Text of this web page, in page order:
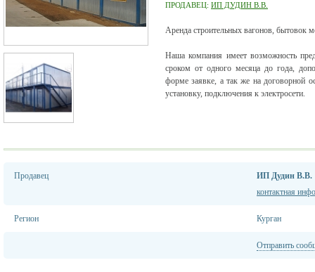
ПРОДАВЕЦ: ИП ДУДИН В.В.
Аренда строительных вагонов, бытовок
Наша компания имеет возможность
сроком от одного месяца до года,
форме заявке, а так же на договорной
установку, подключения к электросети.
Продавец
ИП Дудин В.В.
контактная
Регион Курган
Отправить